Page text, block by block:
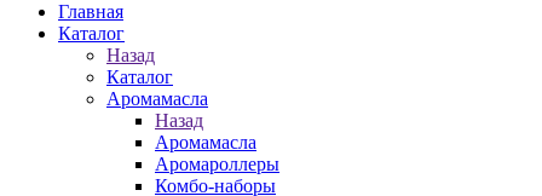
Главная
Каталог
Назад
Каталог
Аромамасла
Назад
Аромамасла
Аромароллеры
Комбо-наборы